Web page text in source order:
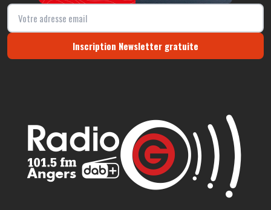
Inscription Newsletter gratuite